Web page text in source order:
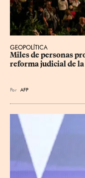
GEOPOLÍTICA
Miles de personas
reforma judicial de
Por AFP